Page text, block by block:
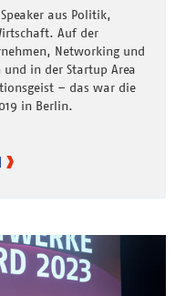
aus Politik,
Auf der
Networking und
und in der Startup Area
– das war die
in Berlin.